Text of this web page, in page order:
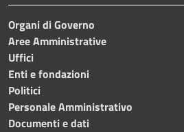
Organi di Governo
Aree Amministrative
Uffici
Enti e fondazioni
Politici
Personale Amministrativo
Documenti e dati